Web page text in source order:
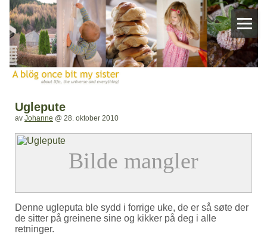
Uglepute
av Johanne @ 28. oktober 2010
Denne ugleputa ble sydd i forrige uke, de er så søte der
de sitter på greinene sine og kikker på deg i alle
retninger.